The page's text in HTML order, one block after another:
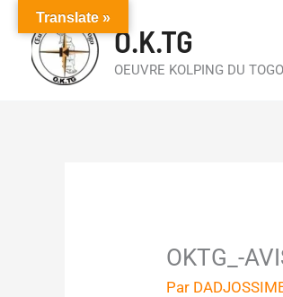
contenu
O.K.TG
OEUVRE KOLPING DU TOGO
OKTG_-
Par
Translate »